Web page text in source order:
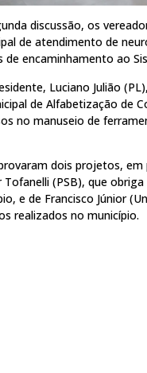
discussão, os
de atendimento de
de encaminhamento ao
Luciano Julião
de Alfabetização de
no manuseio de
dois projetos,
Tofanelli (PSB), que
e de Francisco Júnior
realizados no município.